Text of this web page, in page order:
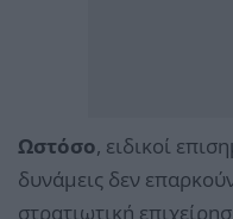
Ωστόσο, ειδικοί
δυνάμεις δεν
στρατιωτική